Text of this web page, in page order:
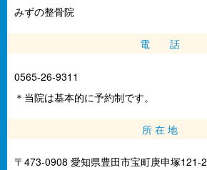
みずの整骨院
電 話
0565-26-9311
＊当院は基本的に予約制です。
所 在 地
〒473-0908 愛知県豊田市宝町庚申塚121-2